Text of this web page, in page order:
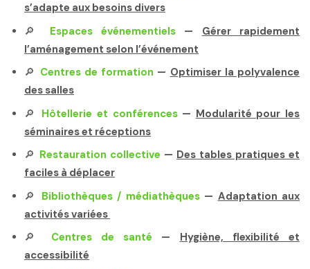
s’adapte aux besoins divers
🔎 Espaces événementiels — Gérer rapidement
l’aménagement selon l’événement
🔎 Centres de formation — Optimiser la polyvalence
des salles
🔎 Hôtellerie et conférences— Modularité pour les
séminaires et réceptions
🔎 Restauration collective — Des tables pratiques et
faciles à déplacer
🔎 Bibliothèques / médiathèques— Adaptation aux
activités variées
🔎 Centres de santé — Hygiène, flexibilité et
accessibilité